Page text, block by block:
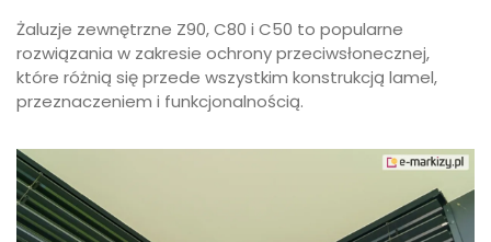
Żaluzje zewnętrzne Z90, C80 i C50 to popularne
rozwiązania w zakresie ochrony przeciwsłonecznej,
które różnią się przede wszystkim konstrukcją lamel,
przeznaczeniem i funkcjonalnością.